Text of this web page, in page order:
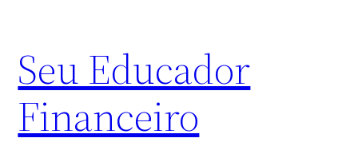
content
Seu Educador
Financeiro